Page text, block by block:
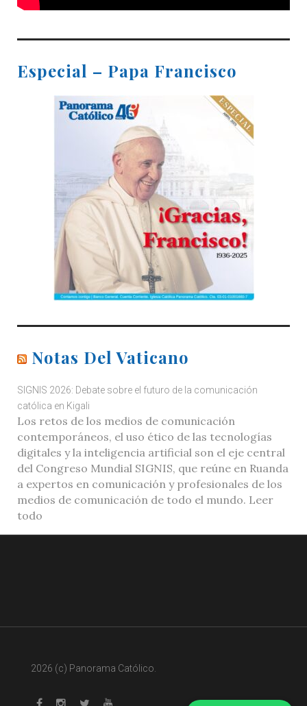
Especial – Papa Francisco
Notas Del Vaticano
SIGNIS 2026: Debate sobre el futuro de la comunicación
católica en Kigali
Los retos de los medios de comunicación
contemporáneos, el uso ético de las tecnologías
digitales y la inteligencia artificial son el eje central
del Congreso Mundial SIGNIS, que reúne en Ruanda
a expertos en comunicación y profesionales de los
medios de comunicación de todo el mundo. Leer
todo
2026 (c) Panorama Católico.